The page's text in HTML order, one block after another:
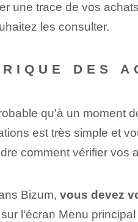
une trace de vos
les consulter.
DES
qu'à un
est très simple et
comment vérifier vos
Bizum, vous devez
sur l'écran Menu